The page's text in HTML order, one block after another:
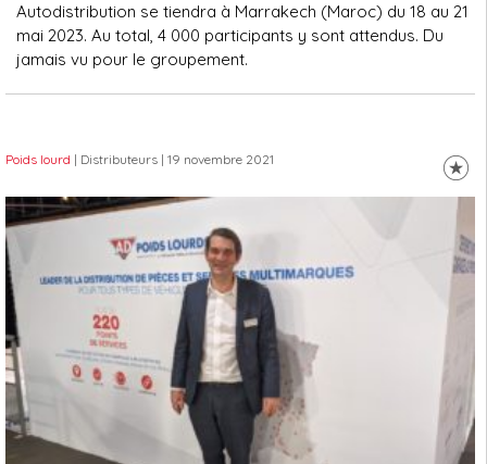
Autodistribution se tiendra à Marrakech (Maroc) du 18 au 21
mai 2023. Au total, 4 000 participants y sont attendus. Du
jamais vu pour le groupement.
Poids lourd | Distributeurs | 19 novembre 2021